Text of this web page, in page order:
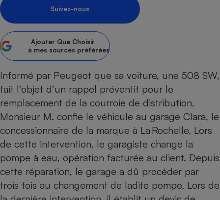
Suivez-nous
Ajouter Que Choisir
à mes sources préférées
Informé par Peugeot que sa voiture, une 508 SW,
fait l’objet d’un rappel préventif pour le
remplacement de la courroie de distribution,
Monsieur M. confie le véhicule au garage Clara, le
concessionnaire de la marque à La Rochelle. Lors
de cette intervention, le garagiste change la
pompe à eau, opération facturée au client. Depuis
cette réparation, le garage a dû procéder par
trois fois au changement de ladite pompe. Lors de
Sécurité - Hygiène
Supermarché - Drive
Assurance
Banque - Crédit
Mutuelle
Circulation routière
Contrôle technique -
Comparateur auto
Supermarché - Drive
Comparatif plaque à
Comparatif hotte
Comparatif climatiseur
Comparatif aspirateur
Comparatif aspirateur
Comparatif cafetière
Comparatif robot cuiseur
Comparatif centrale
Électricité - Gaz
Comparatif barre de son
Comparatif imprimante
Comparatif ordinateur
Comparatif ultrabook
Comparatif tablette
Image et son
Informatique
Crédit immobilier
Comparatif poêle à
Comparatif radiateur
Aménagement
Bricolage - Jardinage
Chauffage
Produit d'entretien
Sécurité domestique
Hygiène - Beauté
Maladie - Médecine -
Système de santé -
Retraite
Choisir son fioul
Choisir son pellet
Comparateur assurance emprunteur
Energie Moins Chère Ensemble
Tous les comparateurs
Toutes les cartes interactives
Speedtest - Testez le débit de votre
connexion Internet